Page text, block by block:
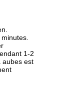
1-2
aubes est